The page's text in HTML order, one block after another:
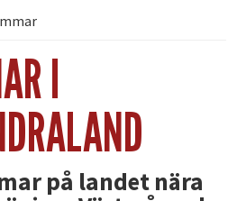
I
på landet nära